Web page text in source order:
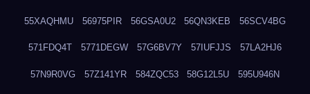
55XAQHMU 56975PIR 56GSA0U2 56QN3KEB 56SCV4BG
571FDQ4T 5771DEGW 57G6BV7Y 57IUFJJS 57LA2HJ6
57N9R0VG 57Z141YR 584ZQC53 58G12L5U 595U946N